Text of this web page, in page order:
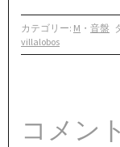
カテゴリー: M ・ 音盤
villalobos
コメン